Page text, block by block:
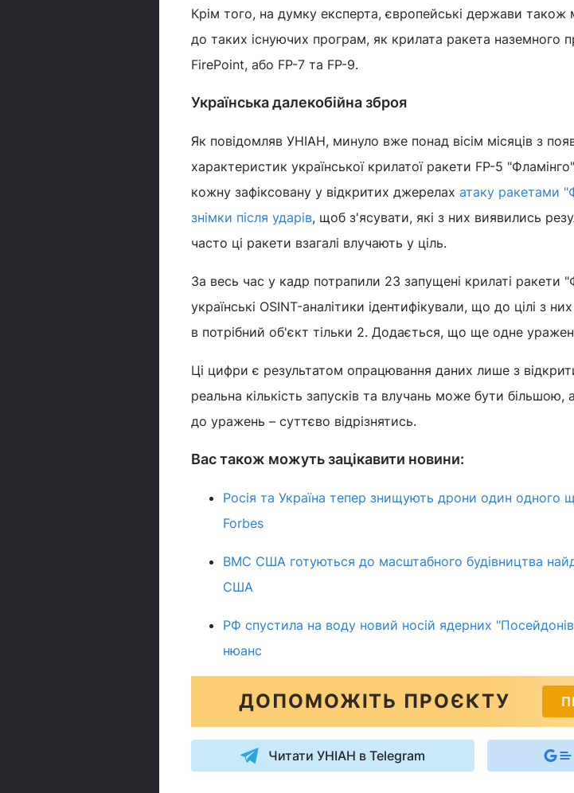
Крім того, на думку експерта, європейські держави також
до таких існуючих програм, як крилата ракета наземного
FirePoint, або FP-7 та FP-9.
Українська далекобійна зброя
Як повідомляв УНІАН, минуло вже понад вісім місяців з
характеристик української крилатої ракети FP-5
кожну зафіксовану у відкритих джерелах атаку ракетами
знімки після ударів, щоб з'ясувати, які з них виявились
часто ці ракети взагалі влучають у ціль.
За весь час у кадр потрапили 23 запущені крилаті ракети
українські OSINT-аналітики ідентифікували, що до цілі з
в потрібний об'єкт тільки 2. Додається, що ще одне
Ці цифри є результатом опрацювання даних лише з
реальна кількість запусків та влучань може бути
до уражень – суттєво відрізнятись.
Вас також можуть зацікавити новини:
Росія та Україна тепер знищують дрони один одного
Forbes
ВМС США готуються до масштабного будівництва
США
РФ спустила на воду новий носій ядерних
нюанс
ДОПОМОЖІТЬ ПРОЄКТУ
Читати УНІАН в Telegram